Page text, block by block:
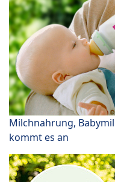
Milchnahrung,
kommt es an